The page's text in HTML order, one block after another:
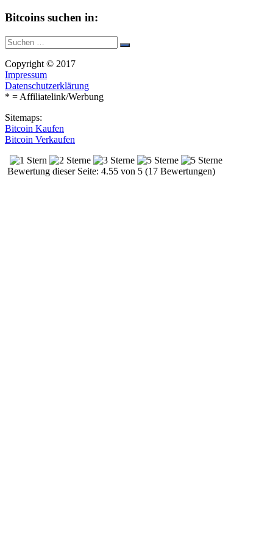
Bitcoins suchen in:
Suche
nach:
Suchen
Copyright © 2017
Impressum
Datenschutzerklärung
* = Affiliatelink/Werbung
Sitemaps:
Bitcoin Kaufen
Bitcoin Verkaufen
Bewertung dieser Seite: 4.55 von 5 (17 Bewertungen)